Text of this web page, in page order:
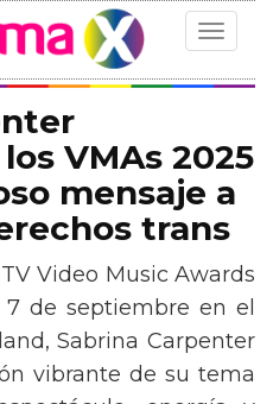
Toggle
VMAs 2025
mensaje a
trans
Video Music Awards
de septiembre en el
Sabrina Carpenter
vibrante de su tema